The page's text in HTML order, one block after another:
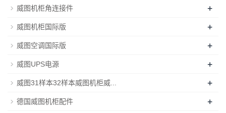
威图机柜角连接件 +
威图机柜国际版 +
威图空调国际版 +
威图UPS电源 +
威图31样本32样本威图机柜威... +
德国威图机柜配件 +